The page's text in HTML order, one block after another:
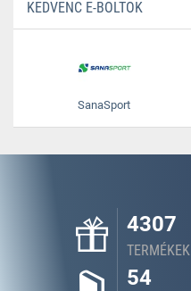
KEDVENC E-BOLTOK
SanaSport
4307
TERMÉKEK
54